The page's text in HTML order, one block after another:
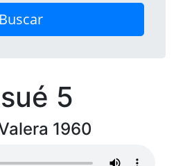
Buscar
5
1960